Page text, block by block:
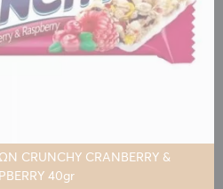
CRANBERRY &
40gr